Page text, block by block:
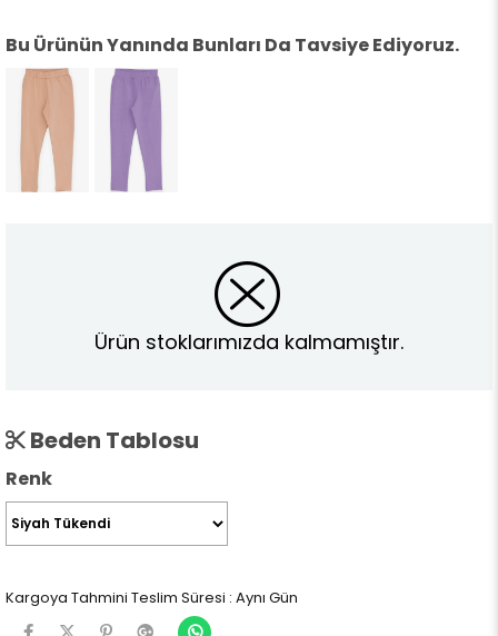
Bu Ürünün Yanında Bunları Da Tavsiye Ediyoruz.
Ürün stoklarımızda kalmamıştır.
Beden Tablosu
Renk
Kargoya Tahmini Teslim Süresi : Aynı Gün